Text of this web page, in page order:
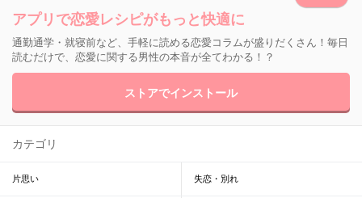
アプリで恋愛レシピがもっと快適に
通勤通学・就寝前など、手軽に読める恋愛コラムが盛りだくさん！毎日
読むだけで、恋愛に関する男性の本音が全てわかる！？
ストアでインストール
カテゴリ
片思い 失恋・別れ